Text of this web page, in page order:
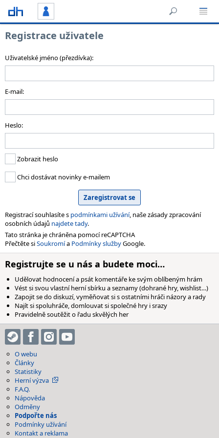
Registrace uživatele
Uživatelské jméno (přezdívka):
E-mail:
Heslo:
Zobrazit heslo
Chci dostávat novinky e-mailem
Registrací souhlasíte s podmínkami užívání, naše zásady zpracování
osobních údajů najdete tady.
Tato stránka je chráněna pomocí reCAPTCHA
Přečtěte siSoukromía Podmínky službyGoogle.
Registrujte se u nás a budete moci…
Udělovat hodnocení a psát komentáře ke svým oblíbeným hrám
Vést si svou vlastní herní sbírku a seznamy (dohrané hry, wishlist…)
Zapojit se do diskuzí, vyměňovat si s ostatními hráči názory a rady
Najít si spoluhráče, domlouvat si společné hry i srazy
Pravidelně soutěžit o řadu skvělých her
O webu
Články
Statistiky
Herní výzva
F.A.Q.
Nápověda
Odměny
Podpořte nás
Podmínky užívání
Kontakt a reklama